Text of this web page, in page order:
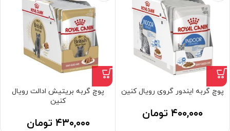
پوچ گربه ایندور گروی رویال کنین
۴۰۰,۰۰۰ تومان
پوچ گربه بریتیش ادالت رویال
کنین
۴۳۰,۰۰۰ تومان